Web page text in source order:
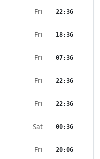
Fri 22:36
Fri 18:36
Fri 07:36
Fri 22:36
Fri 22:36
Sat 00:36
Fri 20:06